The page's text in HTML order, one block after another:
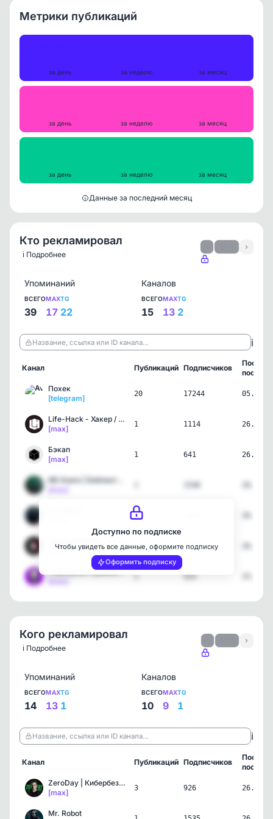
Метрики публикаций
за день за неделю за месяц
за день за неделю за месяц
за день за неделю за месяц
Данные за последний месяц
Кто рекламировал
ℹ️ Подробнее
›
Упоминаний
ВСЕГО
39
MAX
17
TG
22
Каналов
ВСЕГО
15
MAX
13
TG
2
Название, ссылка или ID канала… ℹ️
Канал Публикаций Подписчиков
пост
Похек
[telegram]
20 17244
Life-Hack - Хакер / Хаки…
[max]
1 1114
Бэкап
[max]
1 641
1
[max]
1 2303
Серверная Админа | Компь…
1 523
Доступно по подписке
Чтобы увидеть все данные, оформите подписку
Оформить подписку
Кого рекламировал
ℹ️ Подробнее
›
Упоминаний
ВСЕГО
14
MAX
13
TG
1
Каналов
ВСЕГО
10
MAX
9
TG
1
Название, ссылка или ID канала… ℹ️
Канал Публикаций Подписчиков
пост
ZeroDay | Кибербезопасно…
[max]
3 926
Mr. Robot